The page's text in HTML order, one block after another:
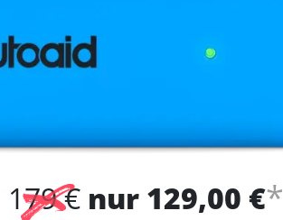
179 € nur 129,00 €*